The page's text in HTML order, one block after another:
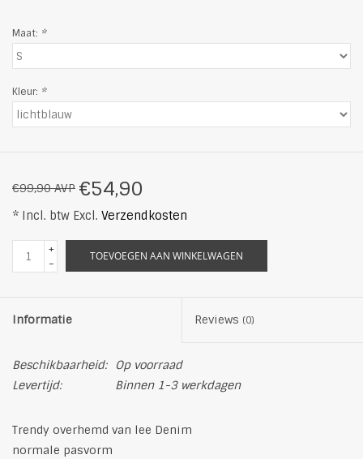
Maat: *
Kleur: *
€99,90 AVP €54,90
* Incl. btw Excl. Verzendkosten
+
-
TOEVOEGEN AAN WINKELWAGEN
Informatie Reviews (0)
Beschikbaarheid:
Op voorraad
Levertijd:
Binnen 1-3 werkdagen
Trendy overhemd van lee Denim
normale pasvorm